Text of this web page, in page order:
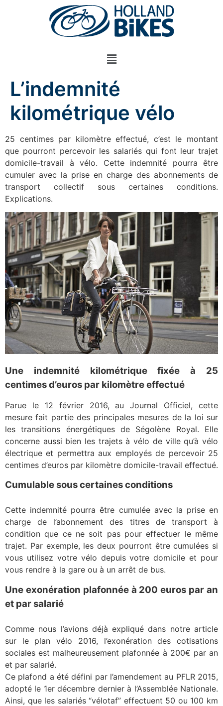
L’indemnité
kilométrique vélo
25 centimes par kilomètre effectué, c’est le montant
que pourront percevoir les salariés qui font leur trajet
domicile-travail à vélo. Cette indemnité pourra être
cumuler avec la prise en charge des abonnements de
transport collectif sous certaines conditions.
Explications.
Une indemnité kilométrique fixée à 25
centimes d’euros par kilomètre effectué
Parue le 12 février 2016, au Journal Officiel, cette
mesure fait partie des principales mesures de la loi sur
les transitions énergétiques de Ségolène Royal. Elle
concerne aussi bien les trajets à vélo de ville qu’à vélo
électrique et permettra aux employés de percevoir 25
centimes d’euros par kilomètre domicile-travail effectué.
Cumulable sous certaines conditions
Cette indemnité pourra être cumulée avec la prise en
charge de l’abonnement des titres de transport à
condition que ce ne soit pas pour effectuer le même
trajet. Par exemple, les deux pourront être cumulées si
vous utilisez votre vélo depuis votre domicile et pour
vous rendre à la gare ou à un arrêt de bus.
Une exonération plafonnée à 200 euros par an
et par salarié
Comme nous l’avions déjà expliqué dans notre article
sur le plan vélo 2016, l’exonération des cotisations
sociales est malheureusement plafonnée à 200€ par an
et par salarié.
Ce plafond a été défini par l’amendement au PFLR 2015,
adopté le 1er décembre dernier à l’Assemblée Nationale.
Ainsi, que les salariés “vélotaf” effectuent 50 ou 100 km